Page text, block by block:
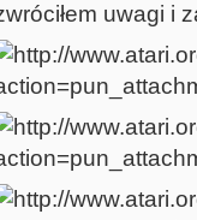
uwagi i